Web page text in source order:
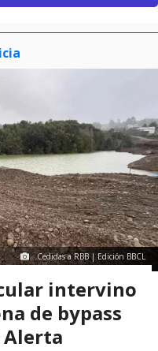
Cedidas a RBB | Edición BBCL
intervino
de bypass
Alerta